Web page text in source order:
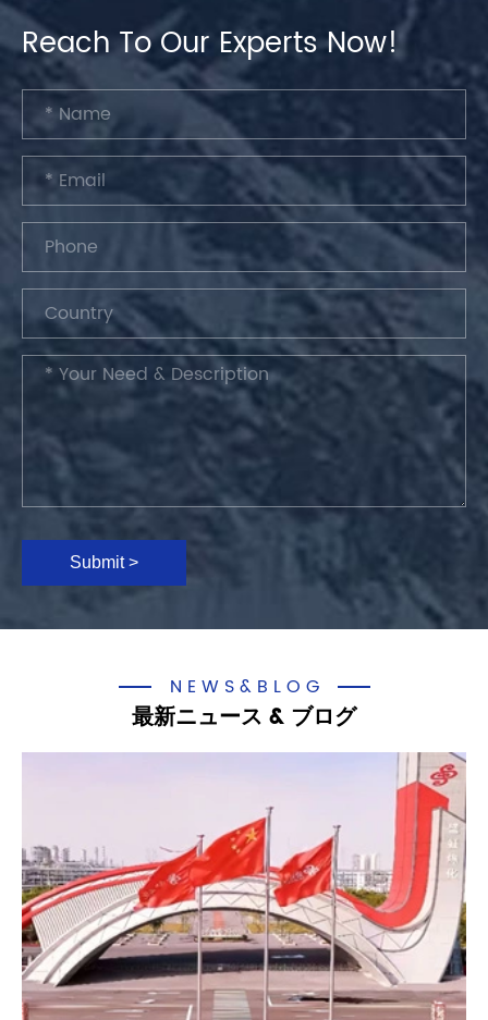
Reach To Our Experts Now!
Submit >
NEWS&BLOG
最新ニュース & ブログ